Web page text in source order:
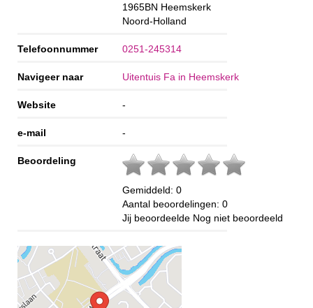
1965BN Heemskerk
Noord-Holland
Telefoonnummer 0251-245314
Navigeer naar Uitentuis Fa in Heemskerk
Website -
e-mail -
Beoordeling
Gemiddeld: 0
Aantal beoordelingen: 0
Jij beoordeelde Nog niet beoordeeld